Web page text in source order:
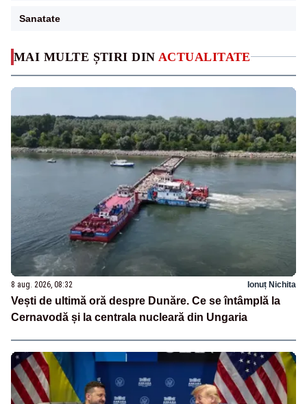
MAI MULTE ȘTIRI DIN ACTUALITATE
8 aug. 2026, 08:32 Ionuț Nichita
Vești de ultimă oră despre Dunăre. Ce se întâmplă la
Cernavodă și la centrala nucleară din Ungaria
Sanatate